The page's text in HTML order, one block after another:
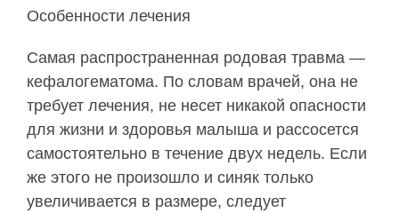
Особенности лечения
Самая распространенная родовая травма —
кефалогематома. По словам врачей, она не
требует лечения, не несет никакой опасности
для жизни и здоровья малыша и рассосется
самостоятельно в течение двух недель. Если
же этого не произошло и синяк только
увеличивается в размере, следует